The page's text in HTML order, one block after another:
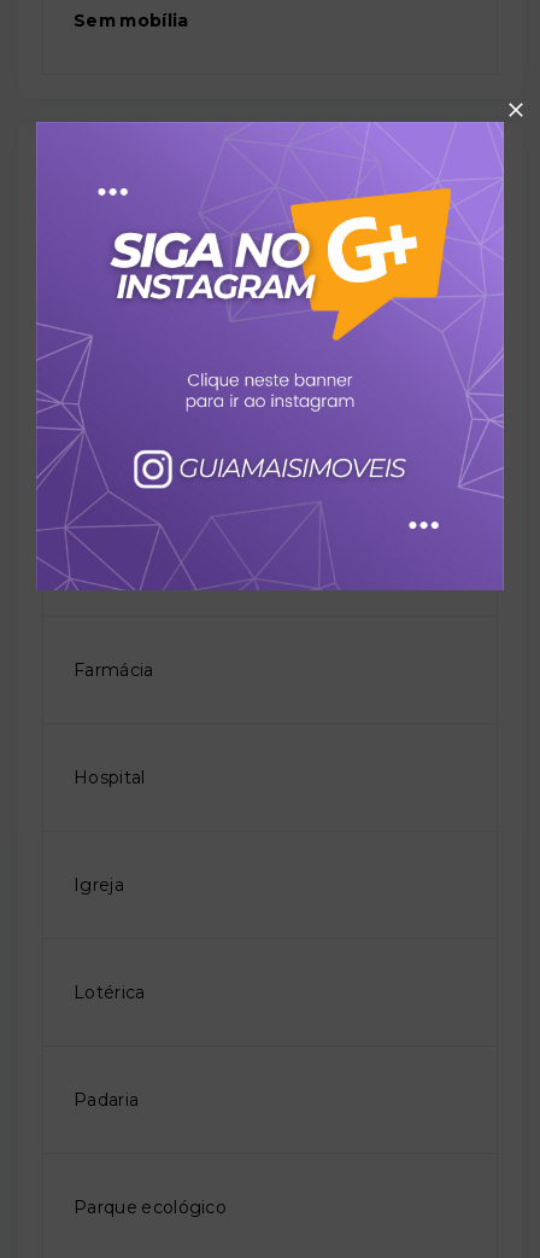
Sem mobília
Banco
Escola
Escola de idioma
Faculdade
Farmácia
Hospital
Igreja
Lotérica
Padaria
Parque ecológico